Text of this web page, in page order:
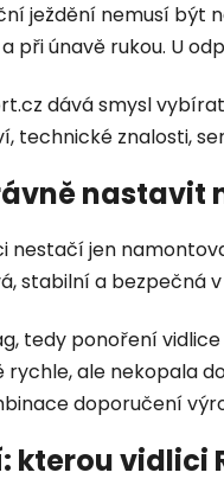
ježdění nemusí být
při únavě rukou. U
dává smysl
technické znalosti,
nastavit
nestačí jen
stabilní a bezpečná
tedy ponoření
ale nekopala
doporučení
kterou vidlici